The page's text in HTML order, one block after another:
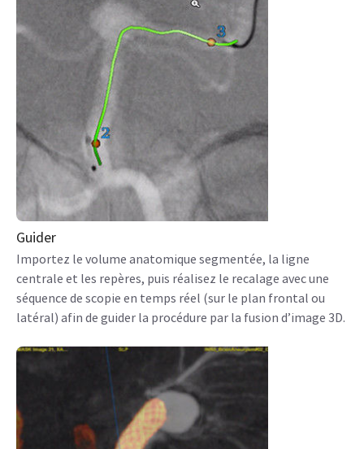
Guider
Importez le volume anatomique segmentée, la ligne
centrale et les repères, puis réalisez le recalage avec une
séquence de scopie en temps réel (sur le plan frontal ou
latéral) afin de guider la procédure par la fusion d’image 3D.